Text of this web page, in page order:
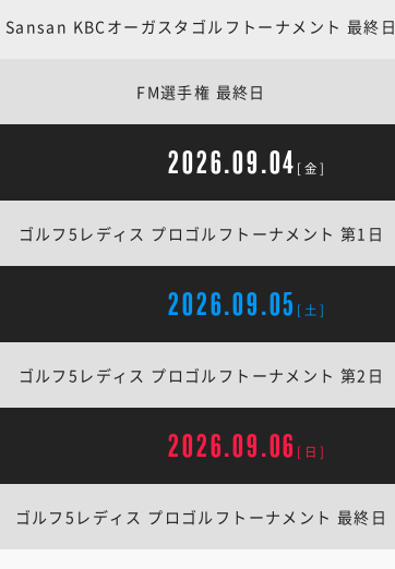
Sansan KBCオーガスタゴルフトーナメント 最終日
FM選手権 最終日
2026.09.04 [金]
ゴルフ5レディス プロゴルフトーナメント 第1日
2026.09.05 [土]
ゴルフ5レディス プロゴルフトーナメント 第2日
2026.09.06 [日]
ゴルフ5レディス プロゴルフトーナメント 最終日